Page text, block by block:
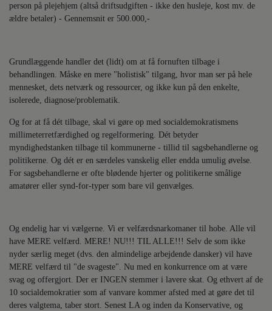
person på plejehjem (altså driftsudgiften - ikke den husleje, kost mv. de
ældre betaler) - Gennemsnit er 500.000,-
Grundlæggende handler det (lidt) om at få fornuften tilbage i
behandlingen. Måske en mere "holistisk" tilgang, hvor man ser på hele
mennesket, dets netværk og ressourcer, og ikke kun på den enkelte,
isolerede, diagnose/problematik.
Og for at få dét tilbage, skal vi gøre op med socialdemokratismens
millimeterretfærdighed og regelformering. Dét betyder
myndighedstanken tilbage til kommunerne - tillid til sagsbehandlerne og
politikerne. Og dét er en særdeles vanskelig eller endda umulig øvelse.
For sagsbehandlerne er ofte blødende hjerter og politikerne smålige
amatører eller synd-for-typer som bare vil genvælges.
Og endelig har vi vælgerne. Vi er velfærdsnarkomaner til hobe. Alle vil
have MERE velfærd. MERE! NU!!! TIL ALLE!!! Selv de som ikke
nyder særlig meget (dvs. den almindelige arbejdende dansker) vil have
MERE velfærd til "de svageste". Nu med en konkurrence om at være
svag og offergjort. Der er INGEN stemmer i lavere skat. Og ethvert af de
10 socialdemokratier som af vanvare kommer afsted med at gøre det til
deres valgtema, taber stort. Senest LA og inden da Konservative, og